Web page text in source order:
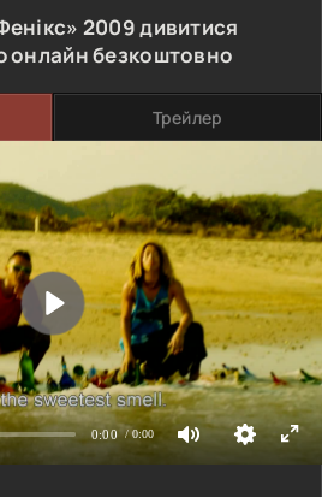
2009дивитися
онлайн безкоштовно
Трейлер